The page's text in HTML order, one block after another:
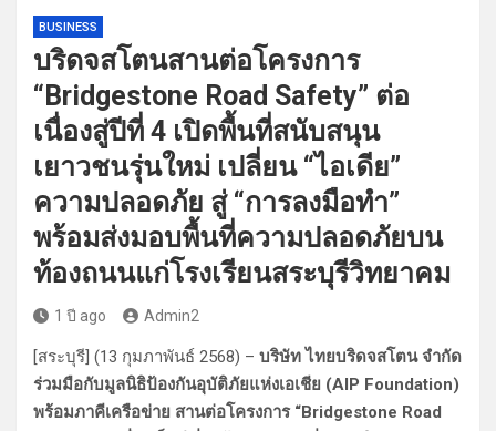
BUSINESS
บริดจสโตนสานต่อโครงการ
“Bridgestone Road Safety” ต่อ
เนื่องสู่ปีที่ 4 เปิดพื้นที่สนับสนุน
เยาวชนรุ่นใหม่ เปลี่ยน “ไอเดีย”
ความปลอดภัย สู่ “การลงมือทำ”
พร้อมส่งมอบพื้นที่ความปลอดภัยบน
ท้องถนนแก่โรงเรียนสระบุรีวิทยาคม
1 ปี ago Admin2
[สระบุรี] (13 กุมภาพันธ์ 2568) – บริษัท ไทยบริดจสโตน จํากัด
ร่วมมือกับมูลนิธิป้องกันอุบัติภัยแห่งเอเชีย (AIP Foundation)
พร้อมภาคีเครือข่าย สานต่อโครงการ “Bridgestone Road